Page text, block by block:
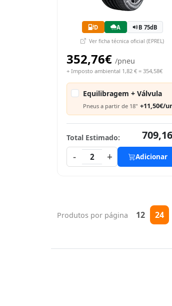
D A B 75dB
Ver ficha técnica oficial (EPREL)
352,76€ /pneu
+ Imposto ambiental 1,82 € = 354,58€
Equilibragem + Válvula
Pneus a partir de 18" +11,50€/
Total Estimado:
-
2 + Adicionar
Produtos por página 12 24